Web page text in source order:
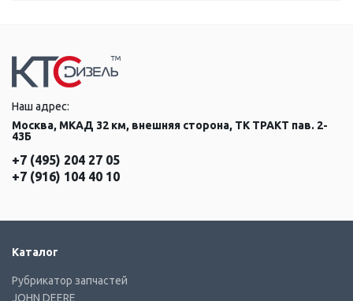
Наш адрес:
Москва, МКАД 32 км, внешняя сторона, ТК ТРАКТ пав. 2-
43Б
+7 (495) 204 27 05
+7 (916) 104 40 10
Каталог
Рубрикатор запчастей
JOHN DEERE